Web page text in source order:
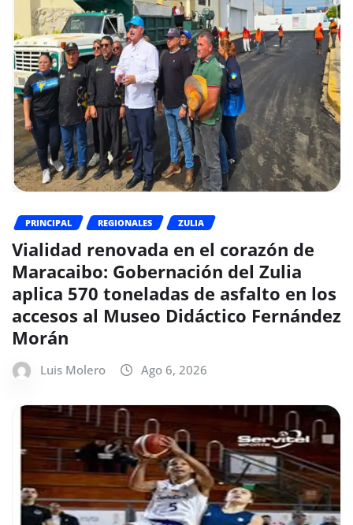
PRINCIPAL REGIONALES ZULIA
Vialidad renovada en el corazón de
Maracaibo: Gobernación del Zulia
aplica 570 toneladas de asfalto en los
accesos al Museo Didáctico Fernández
Morán
Luis Molero Ago 6, 2026